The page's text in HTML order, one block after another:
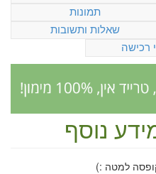
תמונות
שאלות ותשובות
רכישה
נוסף
למטה :)